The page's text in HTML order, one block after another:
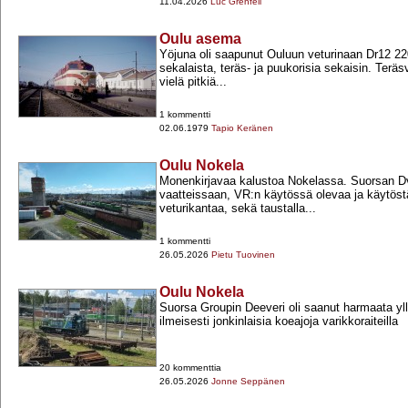
Oulu asema
Yöjuna oli saapunut Ouluun veturinaan Dr12
sekalaista, teräs-​ ja puukorisia sekaisin.
vielä pitkiä...
1 kommentti
02.06.1979 Tapio Keränen
Oulu Nokela
Monenkirjavaa kalustoa Nokelassa. Suorsan
vaatteissaan, VR:n käytössä olevaa ja
veturikantaa, sekä taustalla...
1 kommentti
26.05.2026 Pietu Tuovinen
Oulu Nokela
Suorsa Groupin Deeveri oli saanut harmaata
ilmeisesti jonkinlaisia koeajoja varikkoraiteilla
20 kommenttia
26.05.2026 Jonne Seppänen